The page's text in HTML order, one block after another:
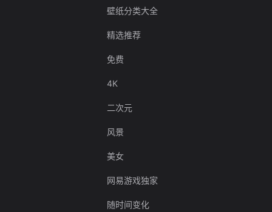
壁纸分类大全
精选推荐
免费
4K
二次元
风景
美女
网易游戏独家
随时间变化